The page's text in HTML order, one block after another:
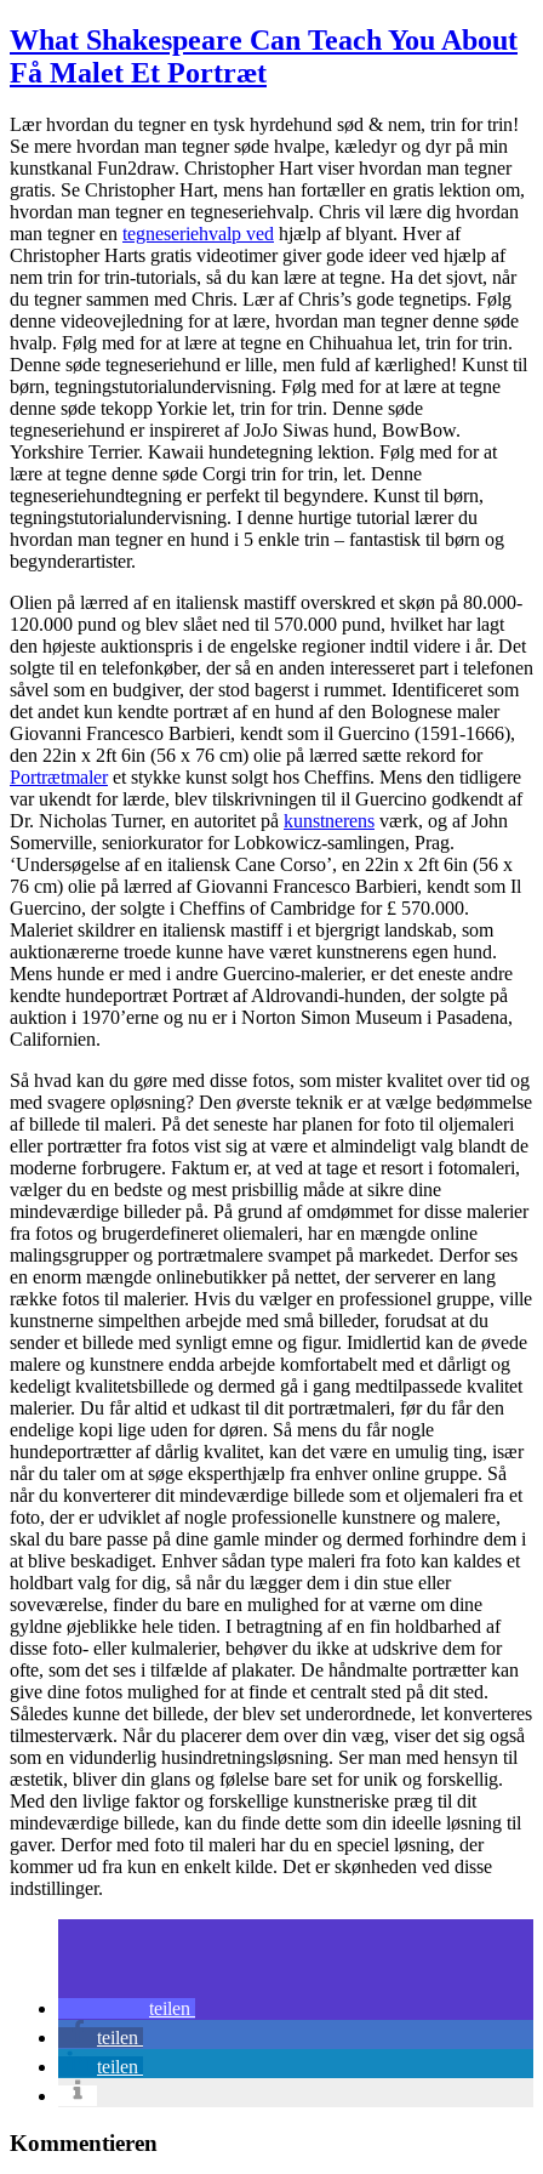
What Shakespeare Can Teach You About
Få Malet Et Portræt
Lær hvordan du tegner en tysk hyrdehund sød & nem, trin for trin!
Se mere hvordan man tegner søde hvalpe, kæledyr og dyr på min
kunstkanal Fun2draw. Christopher Hart viser hvordan man tegner
gratis. Se Christopher Hart, mens han fortæller en gratis lektion om,
hvordan man tegner en tegneseriehvalp. Chris vil lære dig hvordan
man tegner en tegneseriehvalp ved hjælp af blyant. Hver af
Christopher Harts gratis videotimer giver gode ideer ved hjælp af
nem trin for trin-tutorials, så du kan lære at tegne. Ha det sjovt, når
du tegner sammen med Chris. Lær af Chris’s gode tegnetips. Følg
denne videovejledning for at lære, hvordan man tegner denne søde
hvalp. Følg med for at lære at tegne en Chihuahua let, trin for trin.
Denne søde tegneseriehund er lille, men fuld af kærlighed! Kunst til
børn, tegningstutorialundervisning. Følg med for at lære at tegne
denne søde tekopp Yorkie let, trin for trin. Denne søde
tegneseriehund er inspireret af JoJo Siwas hund, BowBow.
Yorkshire Terrier. Kawaii hundetegning lektion. Følg med for at
lære at tegne denne søde Corgi trin for trin, let. Denne
tegneseriehundtegning er perfekt til begyndere. Kunst til børn,
tegningstutorialundervisning. I denne hurtige tutorial lærer du
hvordan man tegner en hund i 5 enkle trin – fantastisk til børn og
begynderartister.
Olien på lærred af en italiensk mastiff overskred et skøn på 80.000-
120.000 pund og blev slået ned til 570.000 pund, hvilket har lagt
den højeste auktionspris i de engelske regioner indtil videre i år. Det
solgte til en telefonkøber, der så en anden interesseret part i telefonen
såvel som en budgiver, der stod bagerst i rummet. Identificeret som
det andet kun kendte portræt af en hund af den Bolognese maler
Giovanni Francesco Barbieri, kendt som il Guercino (1591-1666),
den 22in x 2ft 6in (56 x 76 cm) olie på lærred sætte rekord for
Portrætmaleret stykke kunst solgt hos Cheffins. Mens den tidligere
var ukendt for lærde, blev tilskrivningen til il Guercino godkendt af
Dr. Nicholas Turner, en autoritet på kunstnerens værk, og af John
Somerville, seniorkurator for Lobkowicz-samlingen, Prag.
‘Undersøgelse af en italiensk Cane Corso’, en 22in x 2ft 6in (56 x
76 cm) olie på lærred af Giovanni Francesco Barbieri, kendt som Il
Guercino, der solgte i Cheffins of Cambridge for £ 570.000.
Maleriet skildrer en italiensk mastiff i et bjergrigt landskab, som
auktionærerne troede kunne have været kunstnerens egen hund.
Mens hunde er med i andre Guercino-malerier, er det eneste andre
kendte hundeportræt Portræt af Aldrovandi-hunden, der solgte på
auktion i 1970’erne og nu er i Norton Simon Museum i Pasadena,
Californien.
Så hvad kan du gøre med disse fotos, som mister kvalitet over tid og
med svagere opløsning? Den øverste teknik er at vælge bedømmelse
af billede til maleri. På det seneste har planen for foto til oljemaleri
eller portrætter fra fotos vist sig at være et almindeligt valg blandt de
moderne forbrugere. Faktum er, at ved at tage et resort i fotomaleri,
vælger du en bedste og mest prisbillig måde at sikre dine
mindeværdige billeder på. På grund af omdømmet for disse malerier
fra fotos og brugerdefineret oliemaleri, har en mængde online
malingsgrupper og portrætmalere svampet på markedet. Derfor ses
en enorm mængde onlinebutikker på nettet, der serverer en lang
række fotos til malerier. Hvis du vælger en professionel gruppe, ville
kunstnerne simpelthen arbejde med små billeder, forudsat at du
sender et billede med synligt emne og figur. Imidlertid kan de øvede
malere og kunstnere endda arbejde komfortabelt med et dårligt og
kedeligt kvalitetsbillede og dermed gå i gang medtilpassede kvalitet
malerier. Du får altid et udkast til dit portrætmaleri, før du får den
endelige kopi lige uden for døren. Så mens du får nogle
hundeportrætter af dårlig kvalitet, kan det være en umulig ting, især
når du taler om at søge eksperthjælp fra enhver online gruppe. Så
når du konverterer dit mindeværdige billede som et oljemaleri fra et
foto, der er udviklet af nogle professionelle kunstnere og malere,
skal du bare passe på dine gamle minder og dermed forhindre dem i
at blive beskadiget. Enhver sådan type maleri fra foto kan kaldes et
holdbart valg for dig, så når du lægger dem i din stue eller
soveværelse, finder du bare en mulighed for at værne om dine
gyldne øjeblikke hele tiden. I betragtning af en fin holdbarhed af
disse foto- eller kulmalerier, behøver du ikke at udskrive dem for
ofte, som det ses i tilfælde af plakater. De håndmalte portrætter kan
give dine fotos mulighed for at finde et centralt sted på dit sted.
Således kunne det billede, der blev set underordnede, let konverteres
tilmesterværk. Når du placerer dem over din væg, viser det sig også
som en vidunderlig husindretningsløsning. Ser man med hensyn til
æstetik, bliver din glans og følelse bare set for unik og forskellig.
Med den livlige faktor og forskellige kunstneriske præg til dit
mindeværdige billede, kan du finde dette som din ideelle løsning til
gaver. Derfor med foto til maleri har du en speciel løsning, der
kommer ud fra kun en enkelt kilde. Det er skønheden ved disse
indstillinger.
teilen
teilen
teilen
Kommentieren